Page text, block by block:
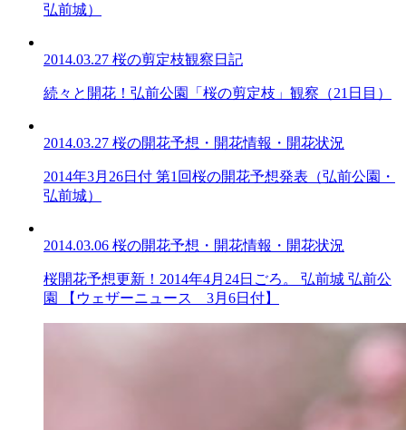
弘前城）
2014.03.27 桜の剪定枝観察日記
続々と開花！弘前公園「桜の剪定枝」観察（21日目）
2014.03.27 桜の開花予想・開花情報・開花状況
2014年3月26日付 第1回桜の開花予想発表（弘前公園・
弘前城）
2014.03.06 桜の開花予想・開花情報・開花状況
桜開花予想更新！2014年4月24日ごろ。 弘前城 弘前公
園 【ウェザーニュース 3月6日付】